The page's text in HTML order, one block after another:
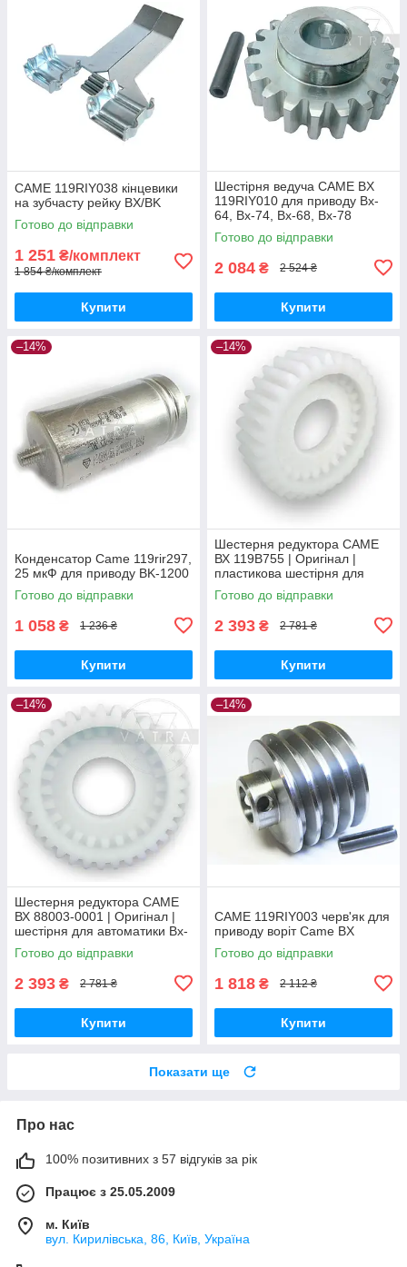
CAME 119RIY038 кінцевики
на зубчасту рейку BX/BK
Готово до відправки
1 251 ₴/комплект
1 854 ₴/комплект
Купити
Шестірня ведуча CAME BX
119RIY010 для приводу Bx-
64, Bx-74, Bx-68, Bx-78
Готово до відправки
2 084 ₴ 2 524 ₴
Купити
–14%
Конденсатор Came 119rir297,
25 мкФ для приводу BK-1200
Готово до відправки
1 058 ₴ 1 236 ₴
Купити
–14%
Шестерня редуктора CAME
ВХ 119B755 | Оригінал |
пластикова шестірня для
приводу Bx-64, Bx-74, Bx-68,
Bx-78
Готово до відправки
2 393 ₴ 2 781 ₴
Купити
–14%
Шестерня редуктора CAME
ВХ 88003-0001 | Оригінал |
шестірня для автоматики Bx-
64, Bx-74, Bx-68, Bx-78
Готово до відправки
2 393 ₴ 2 781 ₴
Купити
–14%
CAME 119RIY003 черв'як для
приводу воріт Came BX
Готово до відправки
1 818 ₴ 2 112 ₴
Купити
Показати ще
Про нас
100% позитивних з 57 відгуків за рік
Працює з 25.05.2009
м. Київ
вул. Кирилівська, 86, Київ, Україна